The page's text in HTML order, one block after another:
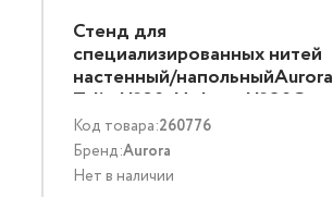
Стенд для
специализированных нитей
настенный/напольныйAurora
Talia №30, Nokton №80С,
Texar №200С
Код товара:260776
Бренд:Aurora
Нет в наличии